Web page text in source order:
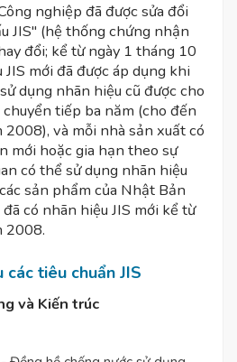
nghiệp đã được sửa đổi
JIS" (hệ thống chứng nhận
đổi; kể từ ngày 1 tháng 10
mới đã được áp dụng khi
dụng nhãn hiệu cũ được cho
tiếp ba năm (cho đến
và mỗi nhà sản xuất có
mới hoặc gia hạn theo sự
có thể sử dụng nhãn hiệu
sản phẩm của Nhật Bản
có nhãn hiệu JIS mới kể từ
2008.
các tiêu chuẩn JIS
và Kiến trúc